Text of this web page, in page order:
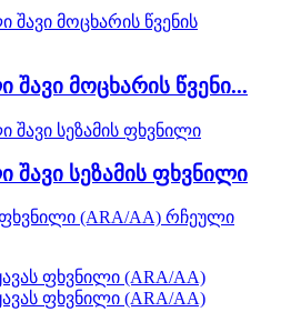
შავი მოცხარის წვენი...
შავი სეზამის ფხვნილი